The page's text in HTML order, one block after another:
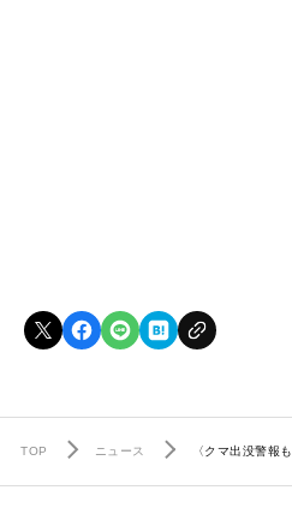
TOP ニュース 〈クマ出没警報